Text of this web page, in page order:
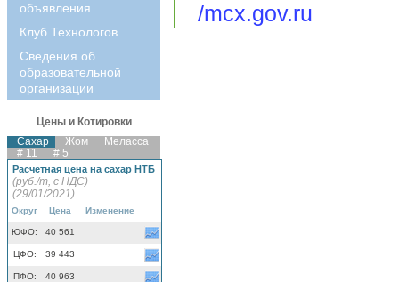
объявления
Клуб Технологов
Сведения об
образовательной
организации
Цены и Котировки
Сахар
Жом
Меласса
# 11
# 5
Расчетная цена на сахар НТБ
(руб./т, с НДС)
(29/01/2021)
Округ Цена Изменение
ЮФО: 40 561
ЦФО: 39 443
ПФО: 40 963
/mcx.gov.ru